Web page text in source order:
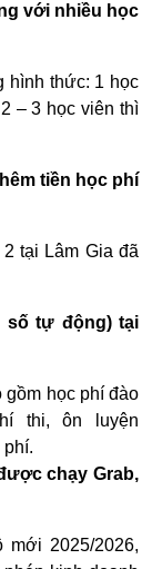
với nhiều học
hình thức: 1 học
– 3 học viên thì
tiền học phí
tại Lâm Gia đã
số tự động) tại
gồm học phí đào
thi, ôn luyện
phí.
chạy Grab,
2025/2026,